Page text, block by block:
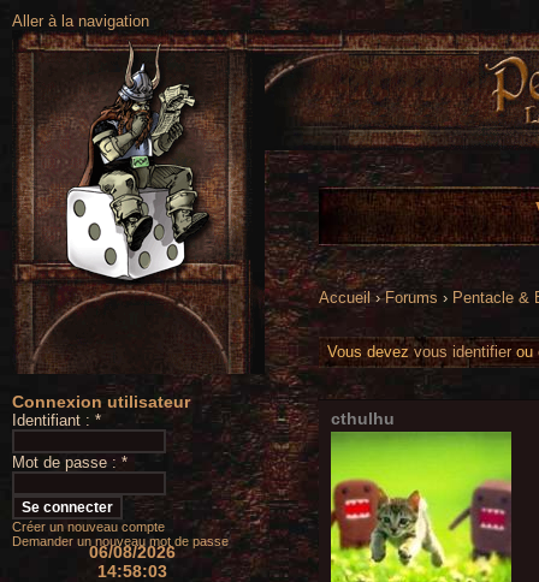
Aller à la navigation
Connexion utilisateur
Identifiant : *
Mot de passe : *
Créer un nouveau compte
Demander un nouveau mot de passe
06/08/2026
14:58:06
Accueil›Forums › Pentacle &
Vous devez vous identifier ou
cthulhu